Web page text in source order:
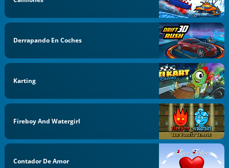
Derrapando En Coches
Karting
Fireboy And Watergirl
Contador De Amor